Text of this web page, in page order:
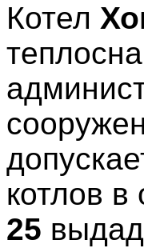
Котел
котлов
25